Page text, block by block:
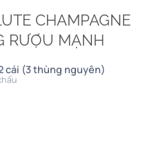
CHAMPAGNE
RƯỢU MẠNH
cái (3 thùng nguyên)